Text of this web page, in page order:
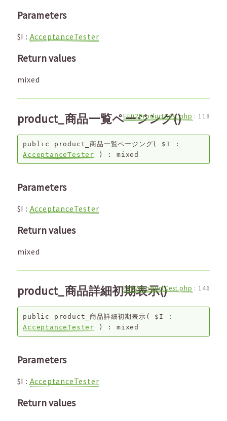
Parameters
$I : AcceptanceTester
Return values
mixed
product_商品一覧ページング()
EF02ProductCest.php : 118
public product_商品一覧ページング( $I
:
AcceptanceTester
) :mixed
Parameters
$I : AcceptanceTester
Return values
mixed
product_商品詳細初期表示()
EF02ProductCest.php : 146
public product_商品詳細初期表示 ( $I
:
AcceptanceTester
) :mixed
Parameters
$I : AcceptanceTester
Return values